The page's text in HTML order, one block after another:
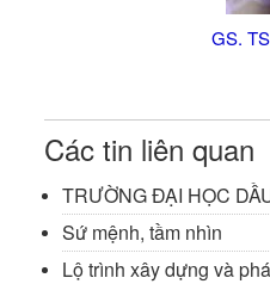
GS.
Các tin liên quan
TRƯỜNG ĐẠI HỌC
Sứ mệnh, tầm nhìn
Lộ trình xây dựng và